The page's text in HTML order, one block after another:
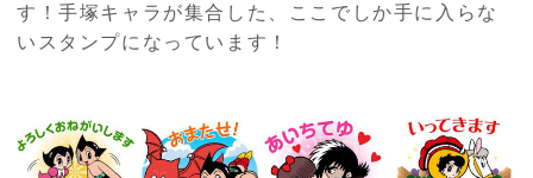
す！手塚キャラが集合した、ここでしか手に入らな
いスタンプになっています！